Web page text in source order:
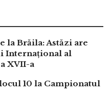
Brăila: Astăzi are
Internațional al
XVII-a
10 la Campionatul